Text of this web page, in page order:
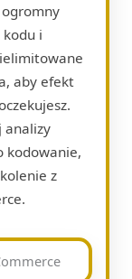
ogromny
i
aby efekt
analizy
kodowanie,
z